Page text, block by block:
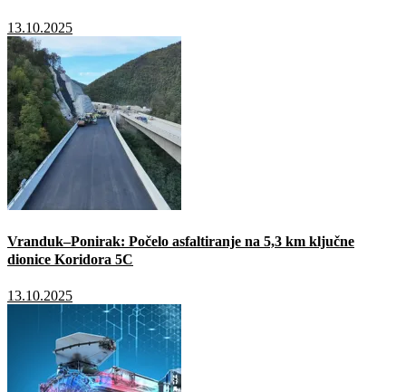
13.10.2025
Vranduk–Ponirak: Počelo asfaltiranje na 5,3 km ključne
dionice Koridora 5C
13.10.2025